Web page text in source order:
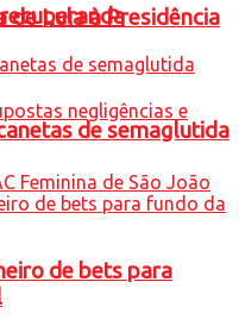
de Lula à Presidência
de semaglutida
de bets para